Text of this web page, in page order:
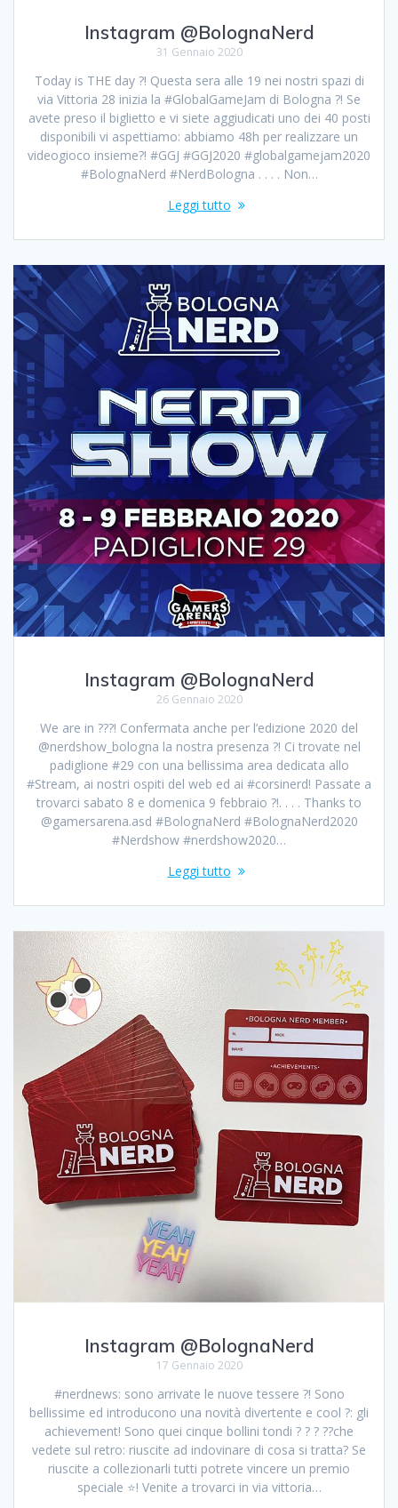
Instagram @BolognaNerd
31 Gennaio 2020
Today is THE day ?! Questa sera alle 19 nei nostri spazi di
via Vittoria 28 inizia la #GlobalGameJam di Bologna ?! Se
avete preso il biglietto e vi siete aggiudicati uno dei 40 posti
disponibili vi aspettiamo: abbiamo 48h per realizzare un
videogioco insieme?! #GGJ #GGJ2020 #globalgamejam2020
#BolognaNerd #NerdBologna . . . . Non…
Leggi tutto
Instagram @BolognaNerd
26 Gennaio 2020
We are in ???! Confermata anche per l’edizione 2020 del
@nerdshow_bologna la nostra presenza ?! Ci trovate nel
padiglione #29 con una bellissima area dedicata allo
#Stream, ai nostri ospiti del web ed ai #corsinerd! Passate a
trovarci sabato 8 e domenica 9 febbraio ?!. . . . Thanks to
@gamersarena.asd #BolognaNerd #BolognaNerd2020
#Nerdshow #nerdshow2020…
Leggi tutto
Instagram @BolognaNerd
17 Gennaio 2020
#nerdnews: sono arrivate le nuove tessere ?! Sono
bellissime ed introducono una novità divertente e cool ?: gli
achievement! Sono quei cinque bollini tondi ? ? ? ??che
vedete sul retro: riuscite ad indovinare di cosa si tratta? Se
riuscite a collezionarli tutti potrete vincere un premio
speciale ⭐️! Venite a trovarci in via vittoria…